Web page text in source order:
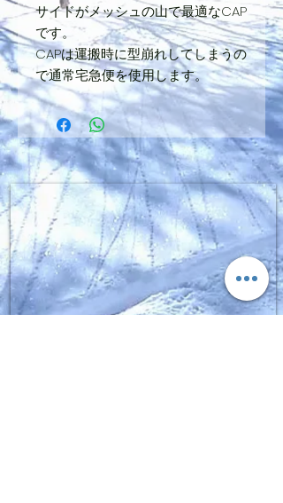
サイドがメッシュの山で最適なCAP
です。
CAPは運搬時に型崩れしてしまうの
で通常宅急便を使用します。